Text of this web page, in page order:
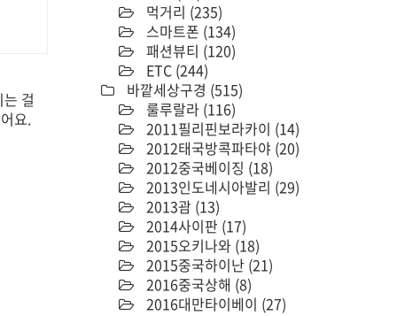
걸
요.
먹거리 (235)
스마트폰 (134)
패션뷰티 (120)
ETC (244)
바깥세상구경 (515)
룰루랄라 (116)
2011필리핀보라카이 (14)
2012태국방콕파타야 (20)
2012중국베이징 (18)
2013인도네시아발리 (29)
2013괌 (13)
2014사이판 (17)
2015오키나와 (18)
2015중국하이난 (21)
2016중국상해 (8)
2016대만타이베이 (27)